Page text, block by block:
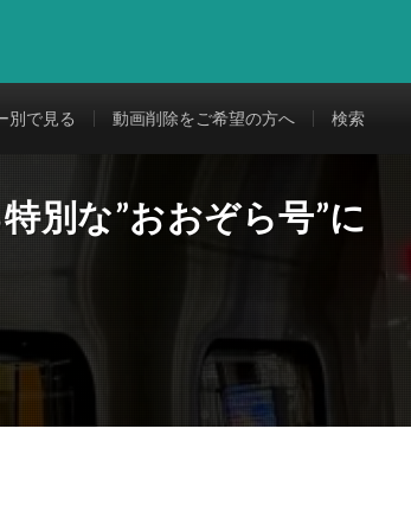
別で見る 動画削除をご希望の方へ 検索
別な”おおぞら号”に